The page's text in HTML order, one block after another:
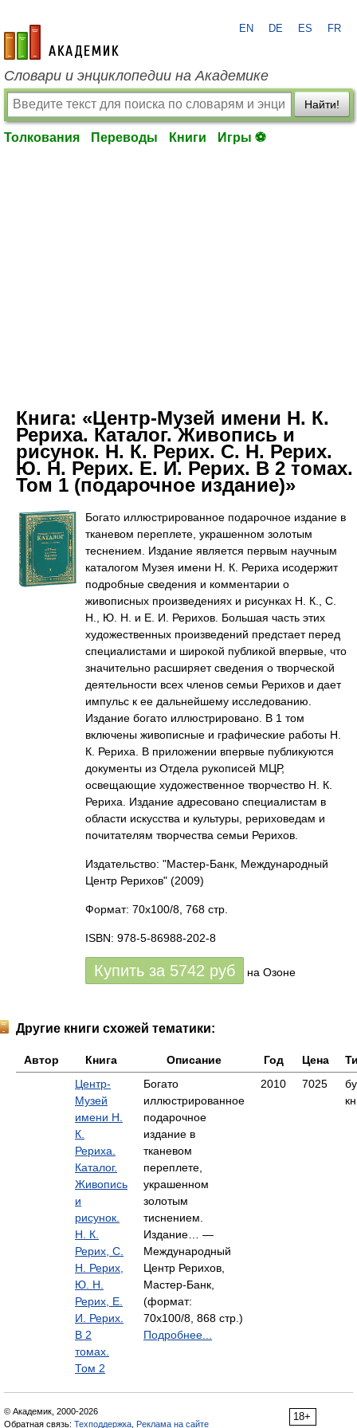
academic.ru
EN DE ES FR
Словари и энциклопедии на Академике
Найти!
Толкования Переводы Книги Игры ⚽
Книга: «Центр-Музей имени Н. К.
Рериха. Каталог. Живопись и
рисунок. Н. К. Рерих. С. Н. Рерих.
Ю. Н. Рерих. Е. И. Рерих. В 2 томах.
Том 1 (подарочное издание)»
Богато иллюстрированное подарочное издание в
тканевом переплете, украшенном золотым
теснением. Издание является первым научным
каталогом Музея имени Н. К. Рериха исодержит
подробные сведения и комментарии о
живописных произведениях и рисунках Н. К., С.
Н., Ю. Н. и Е. И. Рерихов. Большая часть этих
художественных произведений предстает перед
специалистами и широкой публикой впервые, что
значительно расширяет сведения о творческой
деятельности всех членов семьи Рерихов и дает
импульс к ее дальнейшему исследованию.
Издание богато иллюстрировано. В 1 том
включены живописные и графические работы Н.
К. Рериха. В приложении впервые публикуются
документы из Отдела рукописей МЦР,
освещающие художественное творчество Н. К.
Рериха. Издание адресовано специалистам в
области искусства и культуры, рериховедам и
почитателям творчества семьи Рерихов.
Издательство: "Мастер-Банк, Международный
Центр Рерихов" (2009)
Формат: 70x100/8, 768 стр.
ISBN: 978-5-86988-202-8
Купить за 5742 руб на Озоне
Другие книги схожей тематики:
Автор Книга Описание Год Цена
Центр-
Музей
имени Н.
К.
Рериха.
Каталог.
Живопись
и
рисунок.
Н. К.
Рерих, С.
Н. Рерих,
Ю. Н.
Рерих, Е.
И. Рерих.
В 2
томах.
Том 2
Богато
иллюстрированное
подарочное
издание в
тканевом
переплете,
украшенном
золотым
тиснением.
Издание… —
Международный
Центр Рерихов,
Мастер-Банк,
(формат:
70x100/8, 868 стр.)
Подробнее...
2010 7025
18+
© Академик, 2000-2026
Обратная связь: Техподдержка Реклама на сайте